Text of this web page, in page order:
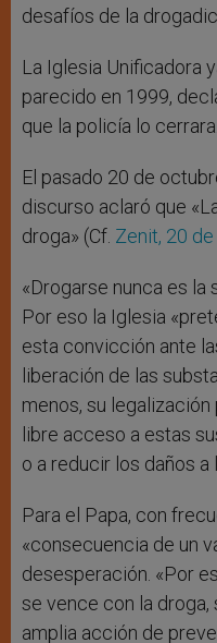
desafíos de la
La Iglesia Unificadora
parecido en 1999,
que la policía lo cerrara.
El pasado 20 de
discurso aclaró que
droga» (Cf. Zenit, 20
«Drogarse nunca es la
Por eso la Iglesia
esta convicción ante
liberación de las
menos, su legalización
libre acceso a estas
o a reducir los daños a
Para el Papa, con
«consecuencia de un
desesperación. «Por
se vence con la droga,
amplia acción de